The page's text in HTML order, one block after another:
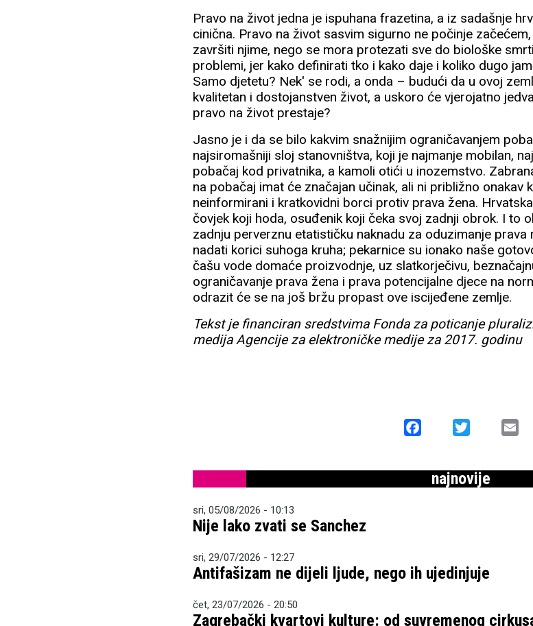
Pravo na život jedna je ispuhana frazetina, a iz sadašnje
cinična. Pravo na život sasvim sigurno ne počinje
završiti njime, nego se mora protezati sve do biološke
problemi, jer kako definirati tko i kako daje i koliko dugo
Samo djetetu? Nek' se rodi, a onda – budući da u ovoj
kvalitetan i dostojanstven život, a uskoro će vjerojatno
pravo na život prestaje?
Jasno je i da se bilo kakvim snažnijim ograničavanjem
najsiromašniji sloj stanovništva, koji je najmanje mobilan,
pobačaj kod privatnika, a kamoli otići u inozemstvo.
na pobačaj imat će značajan učinak, ali ni približno onakav
neinformirani i kratkovidni borci protiv prava žena.
čovjek koji hoda, osuđenik koji čeka svoj zadnji obrok. I to
zadnju perverznu etatističku naknadu za oduzimanje prava
nadati korici suhoga kruha; pekarnice su ionako naše
čašu vode domaće proizvodnje, uz slatkorječivu,
ograničavanje prava žena i prava potencijalne djece na
odrazit će se na još bržu propast ove iscijeđene zemlje.
Tekst je financiran sredstvima Fonda za poticanje
medija Agencije za elektroničke medije za 2017. godinu
Facebook
najnovije
sri, 05/08/2026 - 10:13
Nije lako zvati se Sanchez
sri, 29/07/2026 - 12:27
Antifašizam ne dijeli ljude, nego ih ujedinjuje
čet, 23/07/2026 - 20:50
Zagrebački kvartovi kulture: od suvremenog